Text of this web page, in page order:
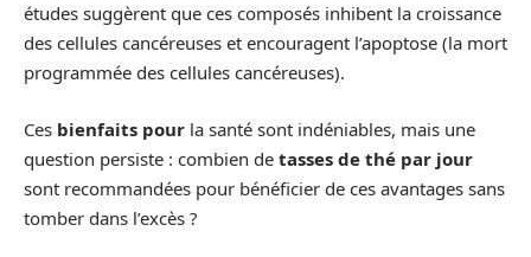
études suggèrent que ces composés inhibent la croissance
des cellules cancéreuses et encouragent l’apoptose (la mort
programmée des cellules cancéreuses).
Ces bienfaits pour la santé sont indéniables, mais une
question persiste : combien de tasses de thé par jour
sont recommandées pour bénéficier de ces avantages sans
tomber dans l’excès ?